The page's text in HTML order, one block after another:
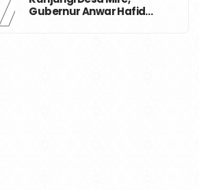
Gubernur Anwar Hafid…